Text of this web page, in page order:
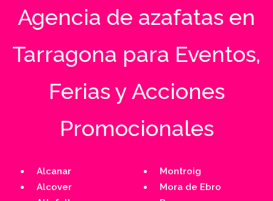
Agencia de azafatas en
Tarragona para Eventos,
Ferias y Acciones
Promocionales
Alcanar
Alcover
Montroig
Mora de Ebro